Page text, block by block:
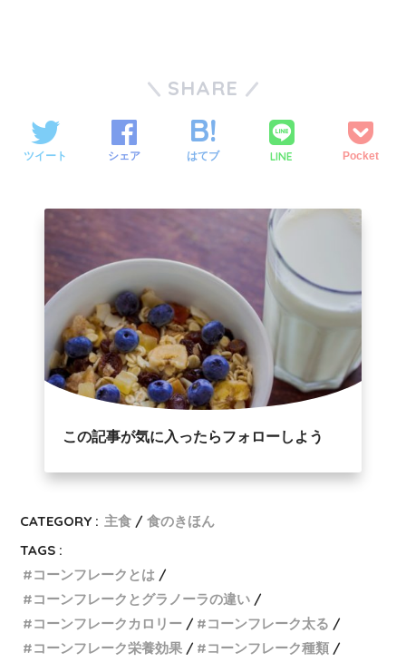
SHARE
ツイート シェア はてブ LINE Pocket
この記事が気に入ったらフォローしよう
CATEGORY : 主食
食のきほん
TAGS :
コーンフレークとは
コーンフレークとグラノーラの違い
コーンフレークカロリー
コーンフレーク太る
コーンフレーク栄養効果
コーンフレーク種類